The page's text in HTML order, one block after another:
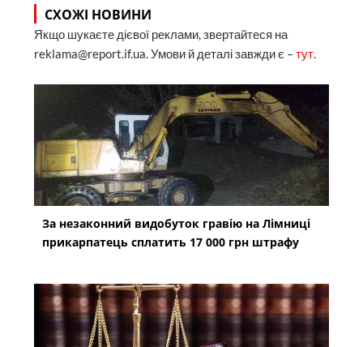
СХОЖІ НОВИНИ
Якщо шукаєте дієвої реклами, звертайтеся на
reklama@report.if.ua. Умови й деталі завжди є –тут.
За незаконний видобуток гравію на Лімниці
прикарпатець сплатить 17 000 грн штрафу